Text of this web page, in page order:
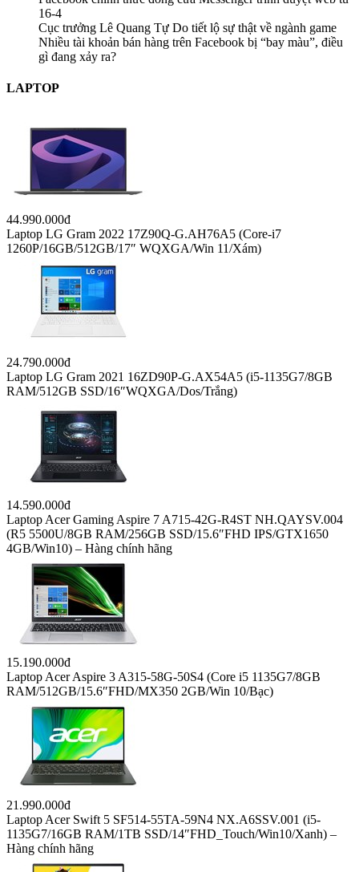
16-4
Cục trưởng Lê Quang Tự Do tiết lộ sự thật về ngành game
Nhiều tài khoản bán hàng trên Facebook bị “bay màu”, điều
gì đang xảy ra?
LAPTOP
44.990.000đ
Laptop LG Gram 2022 17Z90Q-G.AH76A5 (Core-i7
1260P/16GB/512GB/17″ WQXGA/Win 11/Xám)
24.790.000đ
Laptop LG Gram 2021 16ZD90P-G.AX54A5 (i5-1135G7/8GB
RAM/512GB SSD/16″WQXGA/Dos/Trắng)
14.590.000đ
Laptop Acer Gaming Aspire 7 A715-42G-R4ST NH.QAYSV.004
(R5 5500U/8GB RAM/256GB SSD/15.6″FHD IPS/GTX1650
4GB/Win10) – Hàng chính hãng
15.190.000đ
Laptop Acer Aspire 3 A315-58G-50S4 (Core i5 1135G7/8GB
RAM/512GB/15.6″FHD/MX350 2GB/Win 10/Bạc)
21.990.000đ
Laptop Acer Swift 5 SF514-55TA-59N4 NX.A6SSV.001 (i5-
1135G7/16GB RAM/1TB SSD/14″FHD_Touch/Win10/Xanh) –
Hàng chính hãng